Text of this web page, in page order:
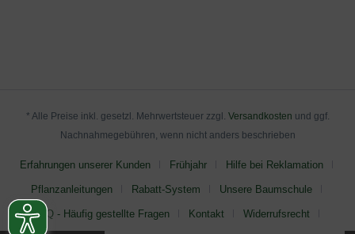
* Alle Preise inkl. gesetzl. Mehrwertsteuer zzgl. Versandkosten und ggf.
Nachnahmegebühren, wenn nicht anders beschrieben
Erfahrungen unserer Kunden Frühjahr Hilfe bei Reklamation
Pflanzanleitungen Rabatt-System Unsere Baumschule
FAQ - Häufig gestellte Fragen Kontakt Widerrufsrecht